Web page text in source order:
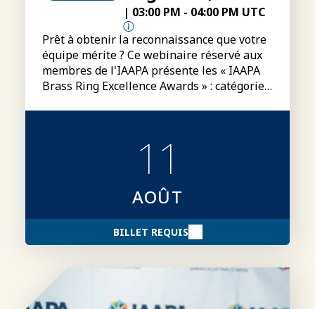
| 03:00 PM - 04:00 PM UTC
Prêt à obtenir la reconnaissance que votre
équipe mérite ? Ce webinaire réservé aux
membres de l'IAAPA présente les « IAAPA
Brass Ring Excellence Awards » : catégories,
11
AOÛT
BILLET REQUIS